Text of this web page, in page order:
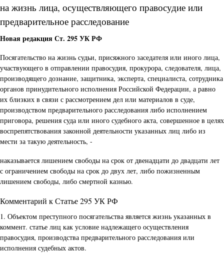
на жизнь лица, осуществляющего правосудие или
предварительное расследование
Новая редакция Ст. 295 УК РФ
Посягательство на жизнь судьи, присяжного заседателя или иного лица,
участвующего в отправлении правосудия, прокурора, следователя, лица,
производящего дознание, защитника, эксперта, специалиста, сотрудника
органов принудительного исполнения Российской Федерации, а равно
их близких в связи с рассмотрением дел или материалов в суде,
производством предварительного расследования либо исполнением
приговора, решения суда или иного судебного акта, совершенное в целях
воспрепятствования законной деятельности указанных лиц либо из
мести за такую деятельность, -
наказывается лишением свободы на срок от двенадцати до двадцати лет
с ограничением свободы на срок до двух лет, либо пожизненным
лишением свободы, либо смертной казнью.
Комментарий к Статье 295 УК РФ
1. Объектом преступного посягательства является жизнь указанных в
коммент. статье лиц как условие надлежащего осуществления
правосудия, производства предварительного расследования или
исполнения судебных актов.